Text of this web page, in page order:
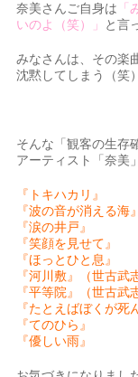
奈美さんご自身は
いのよ（笑）」 と言
みなさんは、その楽
沈黙してしまう（笑
そんな「観客の生存
アーティスト「奈美
『トキハカリ』
『波の音が消える海』
『涙の井戸』
『笑顔を見せて』
『ほっとひと息』
『河川敷』（世古武
『平等院』（世古武
『たとえばぼくが死
『てのひら』
『優しい雨』